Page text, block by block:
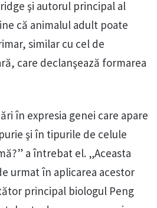
şi autorul principal al
că animalul adult poate
similar cu cel de
care declanşează formarea
în expresia genei care apare
şi în tipurile de celule
a întrebat el. „Aceasta
urmat în aplicarea acestor
principal biologul Peng